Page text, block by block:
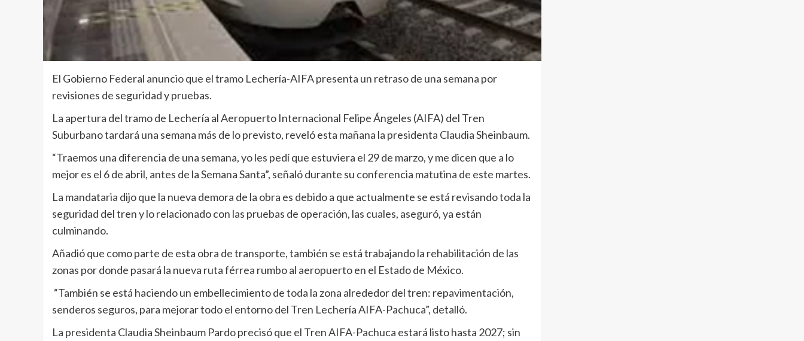
El Gobierno Federal anuncio que el tramo Lechería-AIFA presenta un retraso de una semana por
revisiones de seguridad y pruebas.
La apertura del tramo de Lechería al Aeropuerto Internacional Felipe Ángeles (AIFA) del Tren
Suburbano tardará una semana más de lo previsto, reveló esta mañana la presidenta Claudia Sheinbaum.
“Traemos una diferencia de una semana, yo les pedí que estuviera el 29 de marzo, y me dicen que a lo
mejor es el 6 de abril, antes de la Semana Santa”, señaló durante su conferencia matutina de este martes.
La mandataria dijo que la nueva demora de la obra es debido a que actualmente se está revisando toda la
seguridad del tren y lo relacionado con las pruebas de operación, las cuales, aseguró, ya están
culminando.
Añadió que como parte de esta obra de transporte, también se está trabajando la rehabilitación de las
zonas por donde pasará la nueva ruta férrea rumbo al aeropuerto en el Estado de México.
“También se está haciendo un embellecimiento de toda la zona alrededor del tren: repavimentación,
senderos seguros, para mejorar todo el entorno del Tren Lechería AIFA-Pachuca”, detalló.
La presidenta Claudia Sheinbaum Pardo precisó que el Tren AIFA-Pachuca estará listo hasta 2027; sin